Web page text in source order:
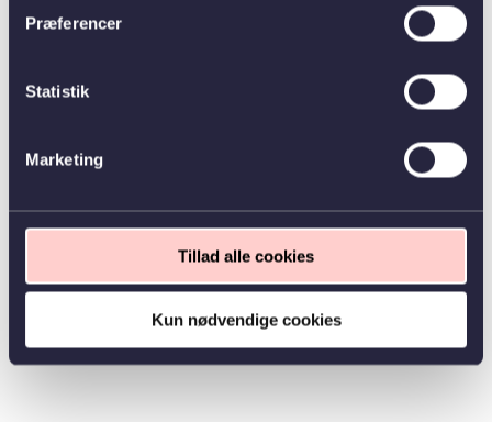
Præferencer
Statistik
Marketing
Tillad alle cookies
Kun nødvendige cookies